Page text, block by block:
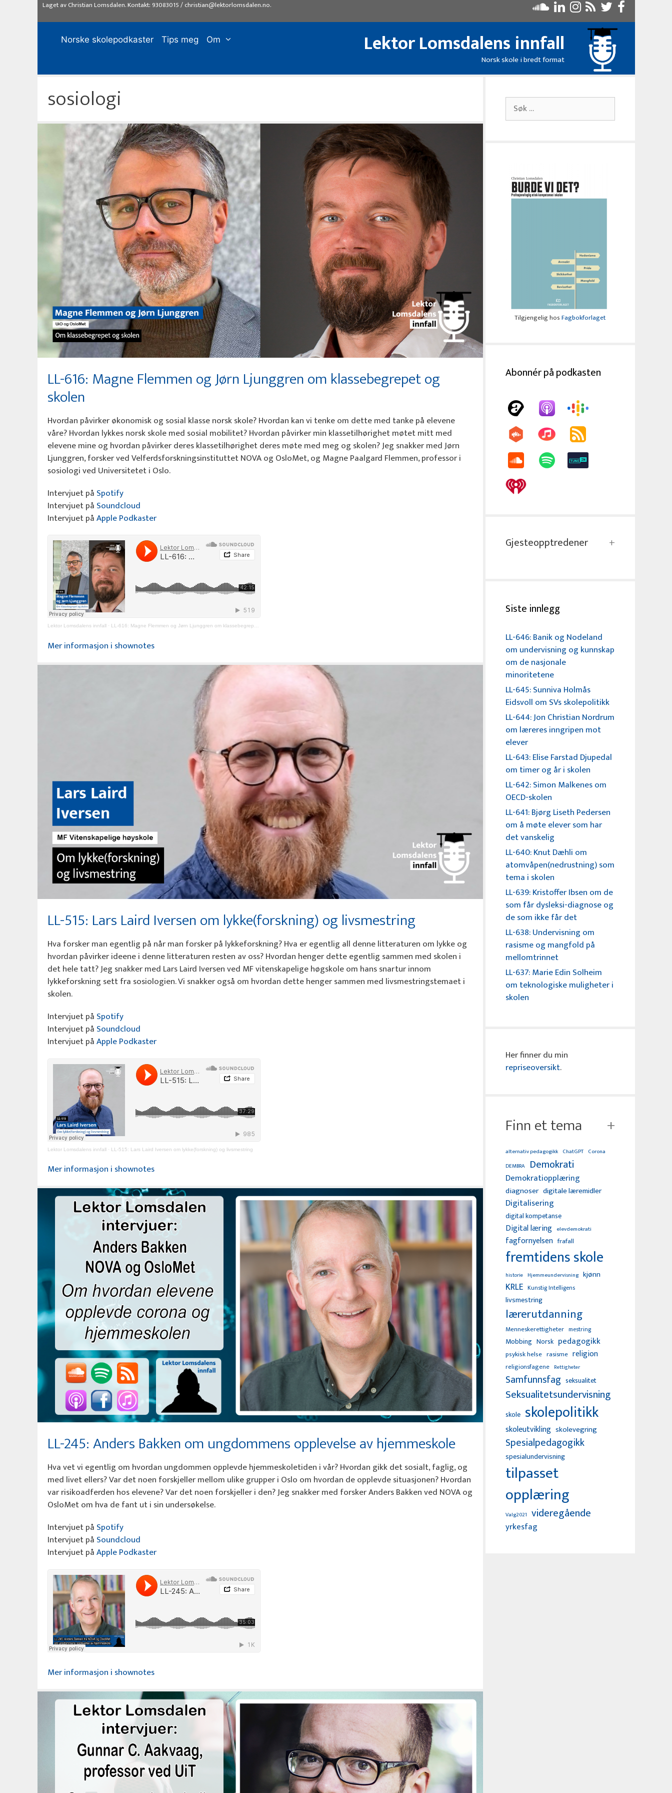
Laget avChristian Lomsdalen. Kontakt: 93083015/christian@lektorlomsdalen.no.
Lektor Lomsdalens innfall
Norsk skole i bredt format
Norske skolepodkaster Tips meg Om
sosiologi
LL-616: Magne Flemmen og Jørn Ljunggren om klassebegrepet og
skolen
Hvordan påvirker økonomisk og sosial klasse norsk skole? Hvordan kan vi tenke om dette med tanke på elevene
våre? Hvordan lykkes norsk skole med sosial mobilitet? Hvordan påvirker min klassetilhørighet møtet mitt med
elevene mine og hvordan påvirker deres klassetilhørighet deres møte med meg og skolen? Jeg snakker med Jørn
Ljunggren, forsker ved Velferdsforskningsinstituttet NOVA og OsloMet, og Magne Paalgard Flemmen, professor i
sosiologi ved Universitetet i Oslo.
Intervjuet på Spotify
Intervjuet på Soundcloud
Intervjuet påApple Podkaster
Lektor Lomsdalens innfall · LL-616: Magne Flemmen og Jørn Ljunggren om klassebegrepet og skolen
Mer informasjon i shownotes
LL-515: Lars Laird Iversen om lykke(forskning) og livsmestring
Hva forsker man egentlig på når man forsker på lykkeforskning? Hva er egentlig all denne litteraturen om lykke og
hvordan påvirker ideene i denne litteraturen resten av oss? Hvordan henger dette egentlig sammen med skolen i
det hele tatt? Jeg snakker med Lars Laird Iversen ved MF vitenskapelige høgskole om hans snartur innom
lykkeforskning sett fra sosiologien. Vi snakker også om hvordan dette henger sammen med livsmestringstemaet i
skolen.
Intervjuet på Spotify
Intervjuet på Soundcloud
Intervjuet påApple Podkaster
Lektor Lomsdalens innfall· LL-515: Lars Laird Iversen om lykke(forskning) og livsmestring
Mer informasjon i shownotes
LL-245: Anders Bakken om ungdommens opplevelse av hjemmeskole
Hva vet vi egentlig om hvordan ungdommen opplevde hjemmeskoletiden i vår? Hvordan gikk det sosialt, faglig, og
med livet ellers? Var det noen forskjeller mellom ulike grupper i Oslo om hvordan de opplevde situasjonen? Hvordan
var risikoadferden hos elevene? Var det noen forskjeller i den? Jeg snakker med forsker Anders Bakken ved NOVA og
OsloMet om hva de fant ut i sin undersøkelse.
Intervjuet på Spotify
Intervjuet på Soundcloud
Intervjuet påApple Podkaster
Mer informasjon i shownotes
Søk
etter:
Tilgjengelig hosFagbokforlaget
Abonnér på podkasten
Gjesteopptredener
Siste innlegg
LL-646: Banik og Nodeland
om undervisning og kunnskap
om de nasjonale
minoritetene
LL-645: Sunniva Holmås
Eidsvoll om SVs skolepolitikk
LL-644: Jon Christian Nordrum
om læreres inngripen mot
elever
LL-643: Elise Farstad Djupedal
om timer og år i skolen
LL-642: Simon Malkenes om
OECD-skolen
LL-641: Bjørg Liseth Pedersen
om å møte elever som har
det vanskelig
LL-640: Knut Dæhli om
atomvåpen(nedrustning) som
tema i skolen
LL-639: Kristoffer Ibsen om de
som får dysleksi-diagnose og
de som ikke får det
LL-638: Undervisning om
rasisme og mangfold på
mellomtrinnet
LL-637: Marie Edin Solheim
om teknologiske muligheter i
skolen
Her finner du min
repriseoversikt.
Finn et tema
alternativ pedagogikk ChatGPT Corona
DEMBRA Demokrati
Demokratiopplæring
diagnoser digitale læremidler
Digitalisering
digital kompetanse
Digital læring elevdemokrati
fagfornyelsen frafall
fremtidens skole
historie Hjemmeundervisning kjønn
KRLE Kunstig Intelligens
livsmestring
lærerutdanning
Menneskerettigheter mestring
Mobbing Norsk pedagogikk
psykisk helse rasisme religion
religionsfagene Rettigheter
Samfunnsfag seksualitet
Seksualitetsundervisning
skole skolepolitikk
skoleutvikling skolevegring
Spesialpedagogikk
spesialundervisning
tilpasset
opplæring
Valg2021 videregående
yrkesfag